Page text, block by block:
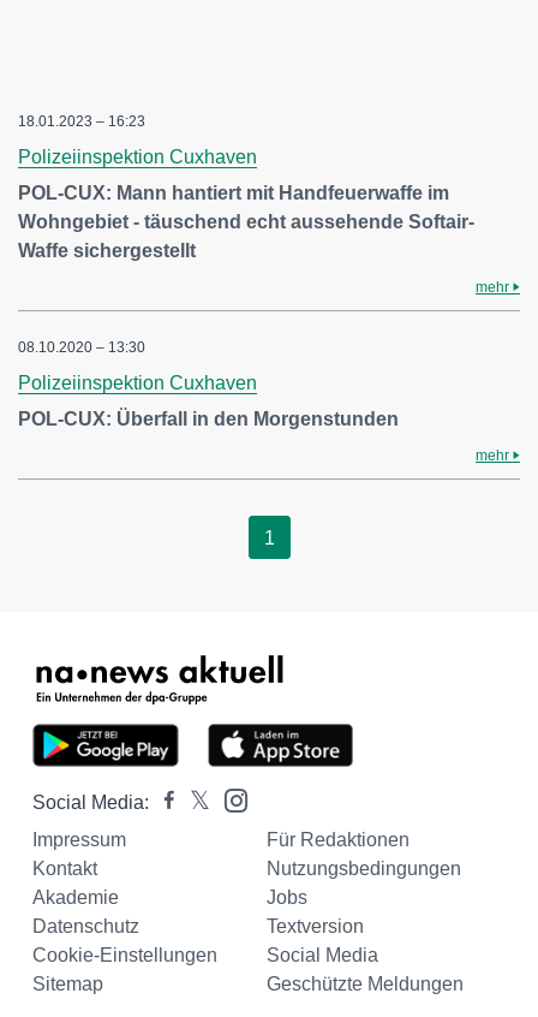
18.01.2023 – 16:23
Polizeiinspektion Cuxhaven
POL-CUX: Mann hantiert mit Handfeuerwaffe im
Wohngebiet - täuschend echt aussehende Softair-
Waffe sichergestellt
mehr
08.10.2020 – 13:30
Polizeiinspektion Cuxhaven
POL-CUX: Überfall in den Morgenstunden
mehr
1
Social Media:
Impressum
Für Redaktionen
Kontakt
Nutzungsbedingungen
Akademie
Jobs
Datenschutz
Textversion
Cookie-Einstellungen
Social Media
Sitemap
Geschützte Meldungen